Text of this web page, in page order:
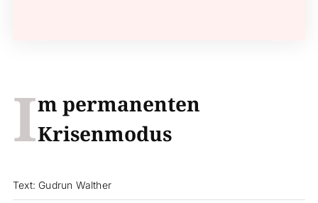
Im permanenten
Krisenmodus
Text: Gudrun Walther